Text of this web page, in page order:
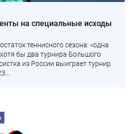
на специальные исходы
теннисного сезона: «одна
бы два турнира Большого
из России выиграет турнир